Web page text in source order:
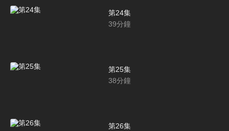
第24集
39分鐘
第25集
38分鐘
第26集